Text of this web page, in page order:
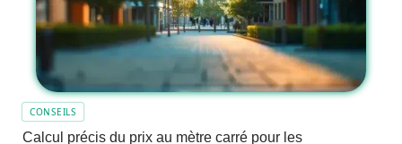
CONSEILS
Calcul précis du prix au mètre carré pour les